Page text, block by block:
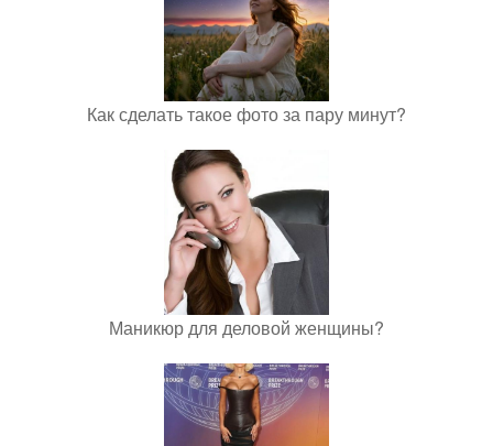
Как сделать такое фото за пару минут?
Маникюр для деловой женщины?